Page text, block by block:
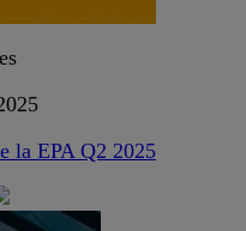
la EPA Q2 2025